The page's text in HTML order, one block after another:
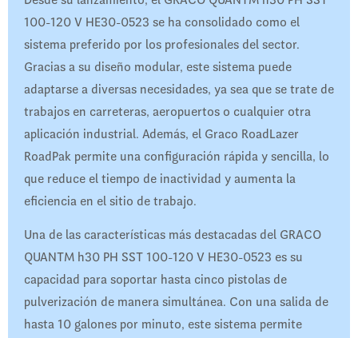
100-120 V HE30-0523 se ha consolidado como el
sistema preferido por los profesionales del sector.
Gracias a su diseño modular, este sistema puede
adaptarse a diversas necesidades, ya sea que se trate de
trabajos en carreteras, aeropuertos o cualquier otra
aplicación industrial. Además, el Graco RoadLazer
RoadPak permite una configuración rápida y sencilla, lo
que reduce el tiempo de inactividad y aumenta la
eficiencia en el sitio de trabajo.
Una de las características más destacadas del GRACO
QUANTM h30 PH SST 100-120 V HE30-0523 es su
capacidad para soportar hasta cinco pistolas de
pulverización de manera simultánea. Con una salida de
hasta 10 galones por minuto, este sistema permite